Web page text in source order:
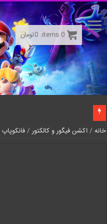
خانه /اکشن فیگور و کالکتور /فانکوپاپ
0
items:
0تومان